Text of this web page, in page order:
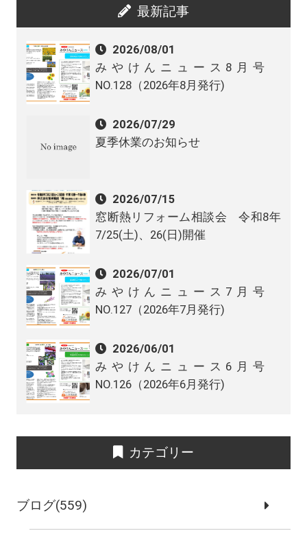
最新記事
2026/08/01
みやけんニュース8月号
NO.128（2026年8月発行)
2026/07/29
夏季休業のお知らせ
2026/07/15
窓断熱リフォーム相談会 令和8年
7/25(土)、26(日)開催
2026/07/01
みやけんニュース7月号
NO.127（2026年7月発行)
2026/06/01
みやけんニュース6月号
NO.126（2026年6月発行)
カテゴリー
ブログ(559)